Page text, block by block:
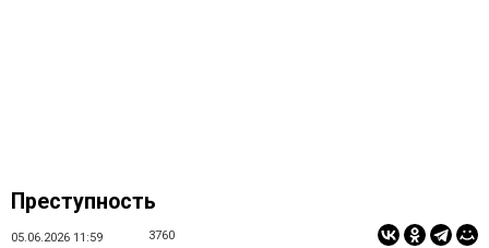
Преступность
05.06.2026 11:59 3760